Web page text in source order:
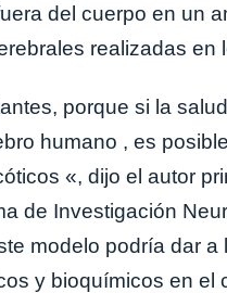
del cuerpo en un
realizadas en
porque si la
humano , es
«, dijo el autor
de Investigación
modelo podría dar
y bioquímicos en el